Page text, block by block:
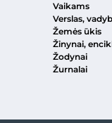
Vaikams
Verslas,
Žemės ūkis
Žinynai,
Žodynai
Žurnalai